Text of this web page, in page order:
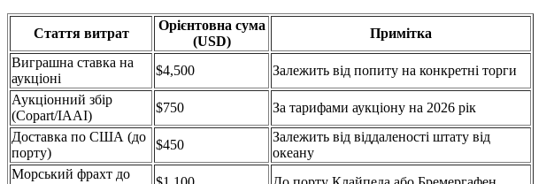
Стаття витрат
Орієнтовна сума
(USD)
Примітка
Виграшна ставка на
аукціоні
$4,500
Залежить від попиту на конкретні торги
Аукціонний збір
(Copart/IAAI)
$750
За тарифами аукціону на 2026 рік
Доставка по США (до
порту)
$450
Залежить від віддаленості штату від
океану
Морський фрахт до